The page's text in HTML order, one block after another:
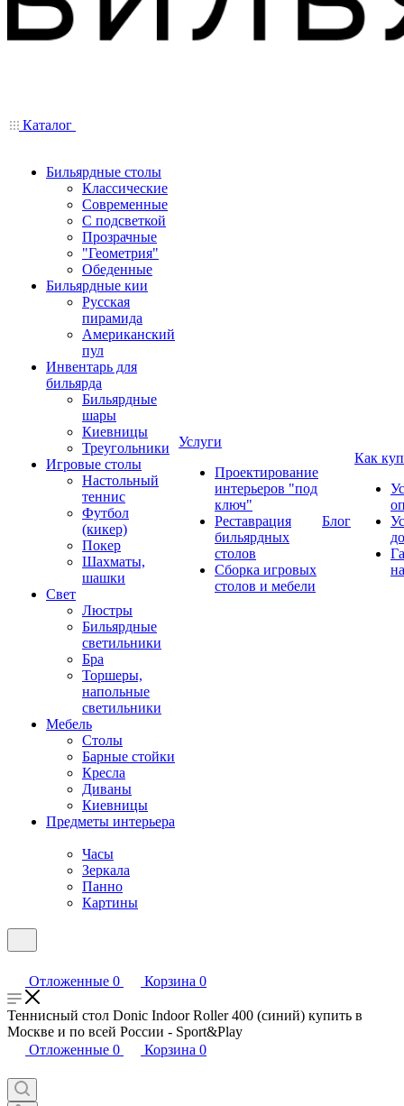
Каталог
Бильярдные столы
Классические
Современные
С подсветкой
Прозрачные
"Геометрия"
Обеденные
Бильярдные кии
Русская
пирамида
Американский
пул
Инвентарь для
бильярда
Бильярдные
шары
Киевницы
Треугольники
Игровые столы
Настольный
теннис
Футбол
(кикер)
Покер
Шахматы,
шашки
Свет
Люстры
Бильярдные
светильники
Бра
Торшеры,
напольные
светильники
Мебель
Столы
Барные стойки
Кресла
Диваны
Киевницы
Предметы интерьера
Часы
Зеркала
Панно
Картины
Услуги
Проектирование
интерьеров "под
ключ"
Реставрация
бильярдных
столов
Сборка игровых
столов и мебели
Блог
Как
Отложенные 0 Корзина 0
Теннисный стол Donic Indoor Roller 400 (синий) купить в
Москве и по всей России - Sport&Play
Отложенные 0 Корзина 0